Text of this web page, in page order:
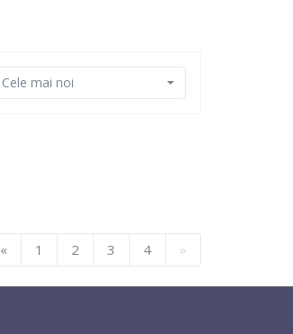
Cele mai noi
« 1 2 3 4 »